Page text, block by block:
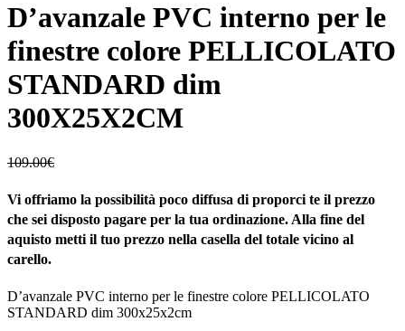
D’avanzale PVC interno per le
finestre colore PELLICOLATO
STANDARD dim
300X25X2CM
109.00€
Vi offriamo la possibilità poco diffusa di proporci te il prezzo
che sei disposto pagare per la tua ordinazione. Alla fine del
aquisto metti il tuo prezzo nella casella del totale vicino al
carello.
D’avanzale PVC interno per le finestre colore PELLICOLATO
STANDARD dim 300x25x2cm